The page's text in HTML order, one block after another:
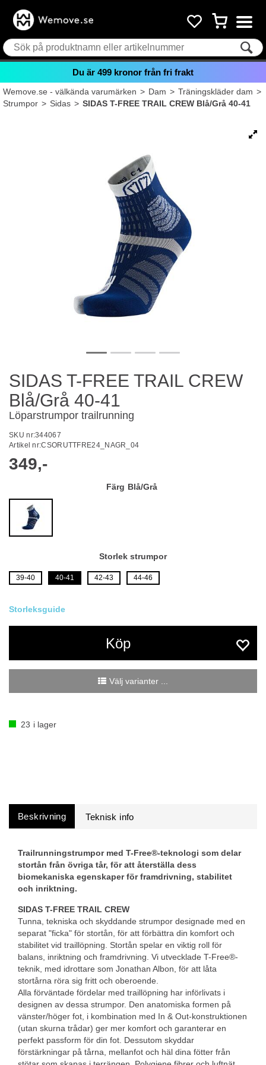
Du är 499 kronor från fri frakt
Wemove.se - välkända varumärken>Dam>Träningskläder dam>
Strumpor>Sidas>SIDAS T-FREE TRAIL CREW Blå/Grå 40-41
SIDAS T-FREE TRAIL CREW
Blå/Grå 40-41
Löparstrumpor trailrunning
SKU nr:344067
Artikel nr:CSORUTTFRE24_NAGR_04
349,-
Färg Blå/Grå
Storlek strumpor
39-40 40-41 42-43 44-46
Köp
Välj varianter ...
23 i lager
Beskrivning
Trailrunningstrumpor med T-Free®-teknologi som delar
stortån från övriga tår, för att återställa dess
biomekaniska egenskaper för framdrivning, stabilitet
och inriktning.
SIDAS T-FREE TRAIL CREW
Tunna, tekniska och skyddande strumpor designade med en
separat "ficka" för stortån, för att förbättra din komfort och
stabilitet vid traillöpning. Stortån spelar en viktig roll för
balans, inriktning och framdrivning. Vi utvecklade T-Free®-
teknik, med idrottare som Jonathan Albon, för att låta
stortårna röra sig fritt och oberoende.
Alla förväntade fördelar med traillöpning har införlivats i
designen av dessa strumpor. Den anatomiska formen på
vänster/höger fot, i kombination med In & Out-konstruktionen
(utan skurna trådar) ger mer komfort och garanterar en
perfekt passform för din fot. Dessutom skyddar
förstärkningar på tårna, mellanfot och häl dina fötter från